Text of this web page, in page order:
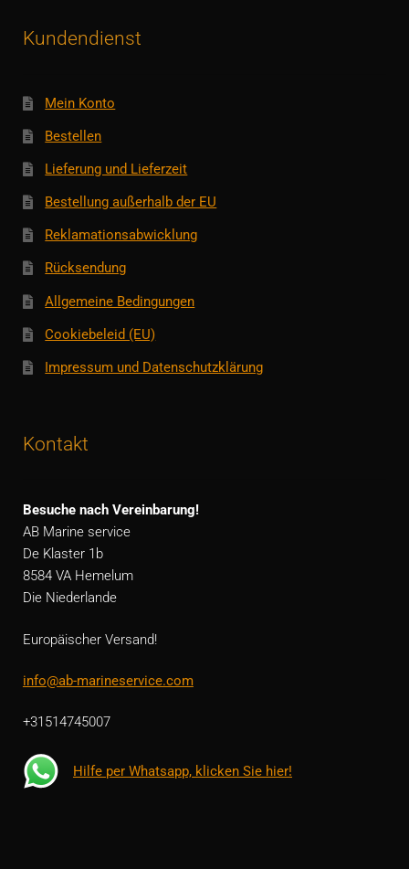
Kundendienst
Mein Konto
Bestellen
Lieferung und Lieferzeit
Bestellung außerhalb der EU
Reklamationsabwicklung
Rücksendung
Allgemeine Bedingungen
Cookiebeleid (EU)
Impressum und Datenschutzklärung
Kontakt
Besuche nach Vereinbarung!
AB Marine service
De Klaster 1b
8584 VA Hemelum
Die Niederlande
Europäischer Versand!
info@ab-marineservice.com
+31514745007
Hilfe per Whatsapp, klicken Sie hier!